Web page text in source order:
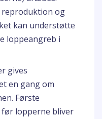
reproduktion og
kan understøtte
loppeangreb i
gives
en gang om
Første
før lopperne bliver